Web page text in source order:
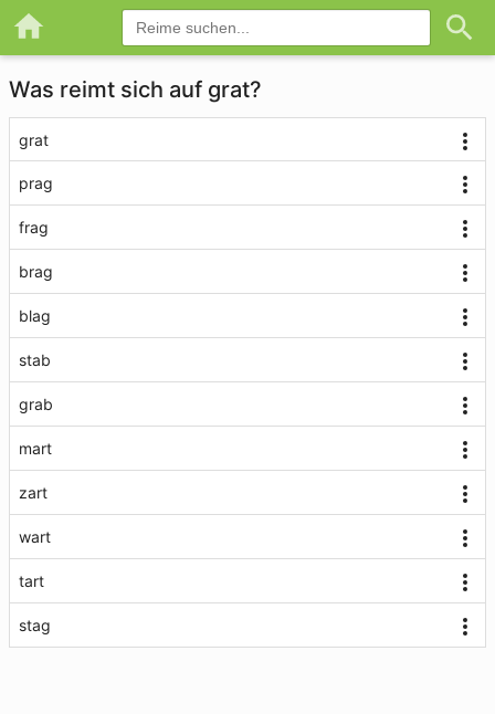
Was reimt sich auf grat?
grat
prag
frag
brag
blag
stab
grab
mart
zart
wart
tart
stag